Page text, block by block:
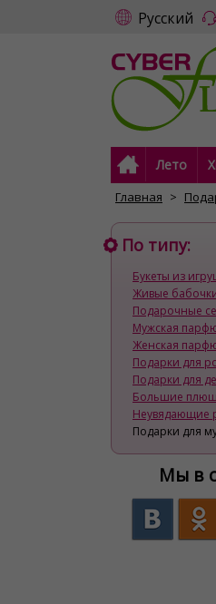
Русский
Лето
Главная
По типу:
Букеты из
Живые
Подарочные
Мужская
Женская
Подарки для
Подарки для
Большие
Неувядающие
Подарки для
Мы в